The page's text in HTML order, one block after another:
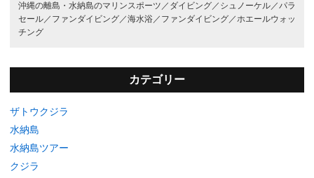
沖縄の離島・水納島のマリンスポーツ／ ダイビング／ シュノーケル／パラ
セール／ ファンダイビング／海水浴／ ファンダイビング／ホエールウォッ
チング
カテゴリー
ザトウクジラ
水納島
水納島ツアー
クジラ